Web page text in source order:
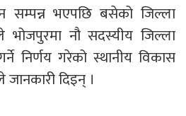
सम्पन्न भएपछि बसेको जिल्ला
नौ सदस्यीय जिल्ला
निर्णय गरेको स्थानीय विकास
जानकारी दिइन् ।